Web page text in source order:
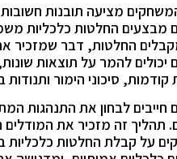
מציעה תובנות
מבצעים החלטות כלכליות
יכולים להמר על תוצאות
קודמות, סיכוני הימור ותנודות
חייבים לבחון את התנהגות
תהליך זה מזכיר את
על קבלת החלטות כלכליות